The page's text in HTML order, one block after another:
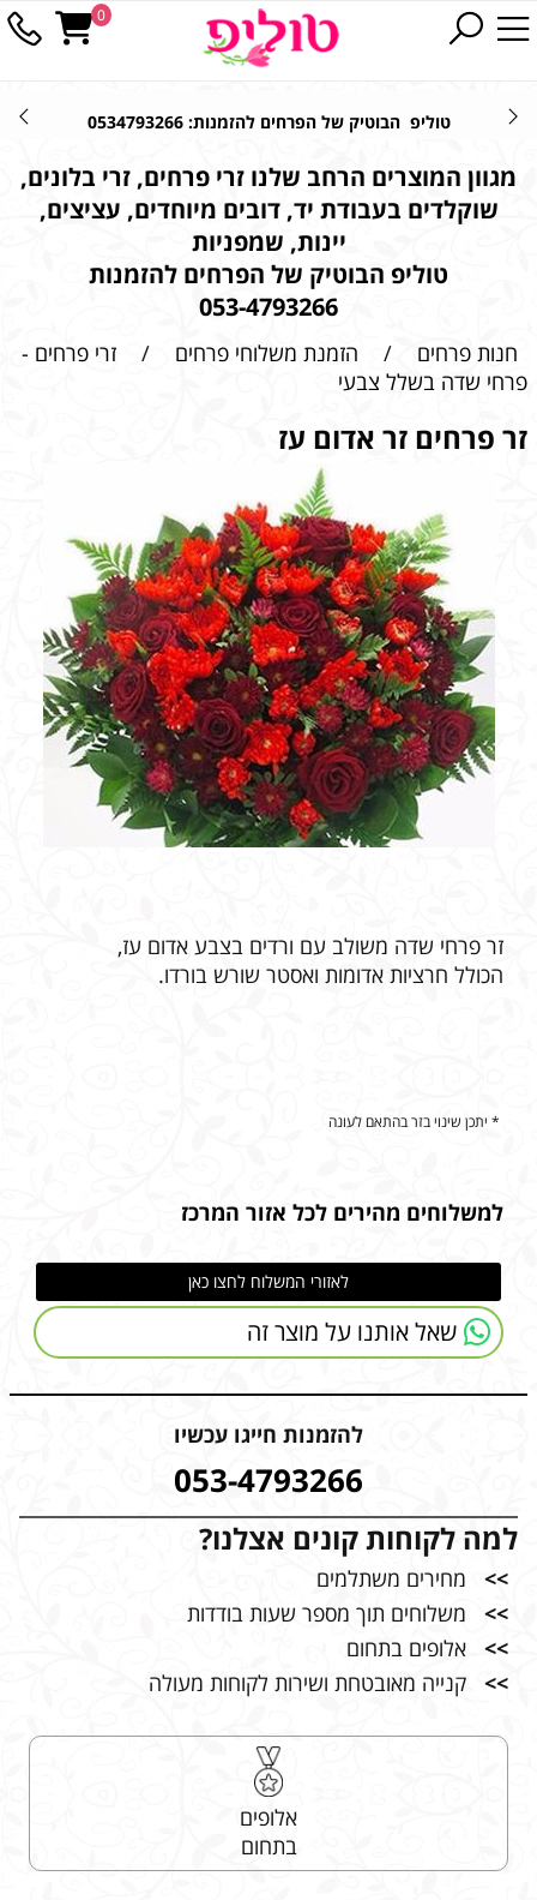
טוליפ הבוטיק של הפרחים להזמנות: 0534793266
0
מגוון המוצרים הרחב שלנו זרי פרחים, זרי בלונים,
שוקלדים בעבודת יד, דובים מיוחדים, עציצים,
יינות, שמפניות
טוליפ הבוטיק של הפרחים להזמנות
053-4793266
חנות פרחים / הזמנת משלוחי פרחים /
זרי פרחים -
פרחי שדה בשלל צבעי
זר פרחים זר אדום עז
זר פרחי שדה משולב עם ורדים בצבע אדום עז,
הכולל חרציות אדומות ואסטר שורש בורדו.
* יתכן שינוי בזר בהתאם לעונה
למשלוחים מהירים לכל אזור המרכז
לאזורי המשלוח לחצו כאן
שאל אותנו על מוצר זה
להזמנות חייגו עכשיו
053-4793266
למה לקוחות קונים אצלנו?
>>
מחירים משתלמים
>>
משלוחים תוך מספר שעות בודדות
>>
אלופים בתחום
>>
קנייה מאובטחת ושירות לקוחות מעולה
אלופים
בתחום